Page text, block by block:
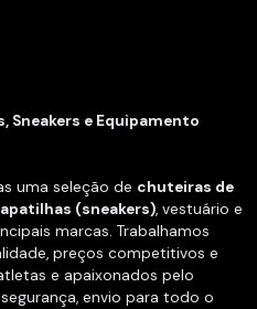
Sneakers e Equipamento
uma seleção de chuteiras de
(sneakers), vestuário e
marcas. Trabalhamos
preços competitivos e
e apaixonados pelo
envio para todo o